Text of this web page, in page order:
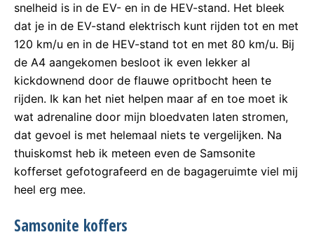
snelheid is in de EV- en in de HEV-stand. Het bleek
dat je in de EV-stand elektrisch kunt rijden tot en met
120 km/u en in de HEV-stand tot en met 80 km/u. Bij
de A4 aangekomen besloot ik even lekker al
kickdownend door de flauwe opritbocht heen te
rijden. Ik kan het niet helpen maar af en toe moet ik
wat adrenaline door mijn bloedvaten laten stromen,
dat gevoel is met helemaal niets te vergelijken. Na
thuiskomst heb ik meteen even de Samsonite
kofferset gefotografeerd en de bagageruimte viel mij
heel erg mee.
Samsonite koffers